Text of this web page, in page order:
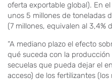
oferta exportable global). En
unos 5 millones de toneladas
(7 millones, equivalen al 3,4%
“A mediano plazo el efecto
qué suceda con la
secuelas que pueda dejar el
acceso) de los fertilizantes